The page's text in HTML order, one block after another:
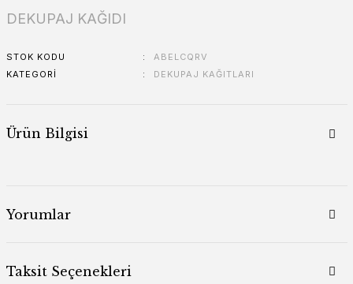
DEKUPAJ KAĞIDI
STOK KODU
ABELCQRV
KATEGORI
DEKUPAJ KAĞITLARI
Ürün Bilgisi
Yorumlar
Taksit Seçenekleri